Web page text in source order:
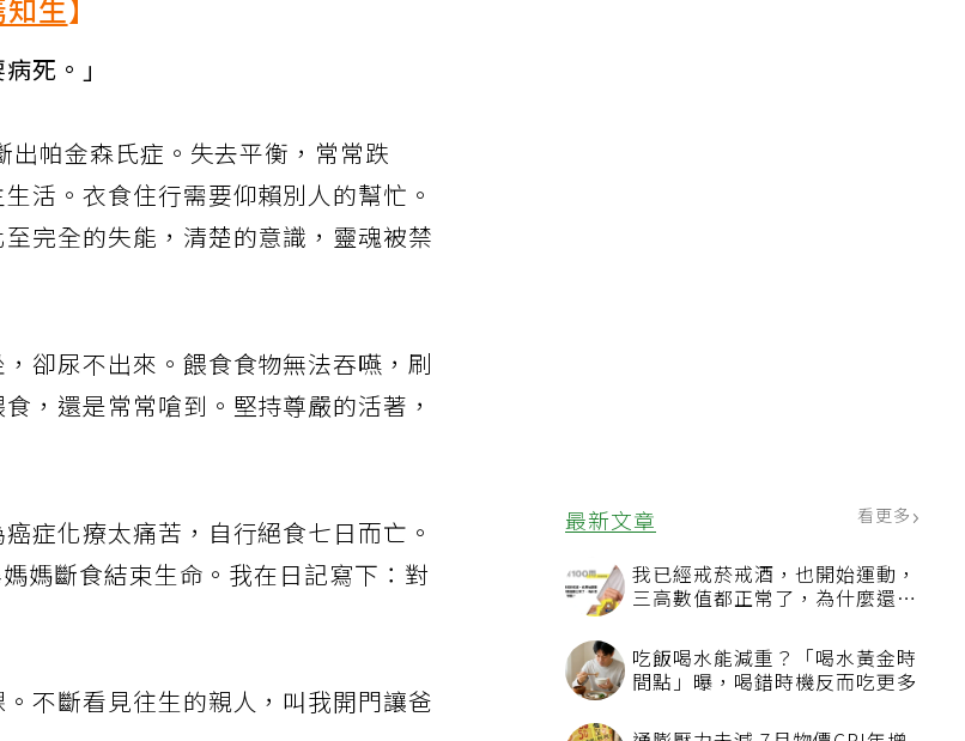
最新文章 看更多
我已經戒菸戒酒，也開始運動，
三高數值都正常了，為什麼還不
吃飯喝水能減重？「喝水黃金時
間點」曝，喝錯時機反而吃更多
知生】
死。」
帕金森氏症。失去平衡，常常跌
活。衣食住行需要仰賴別人的幫忙。
完全的失能，清楚的意識，靈魂被禁
卻尿不出來。餵食食物無法吞嚥，刷
，還是常常嗆到。堅持尊嚴的活著，
症化療太痛苦，自行絕食七日而亡。
媽斷食結束生命。我在日記寫下：對
不斷看見往生的親人，叫我開門讓爸